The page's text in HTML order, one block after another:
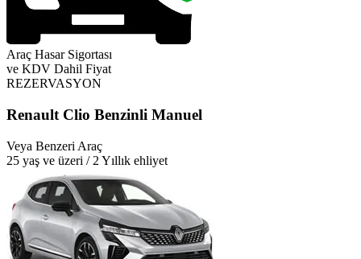
Araç Hasar Sigortası
ve KDV Dahil Fiyat
REZERVASYON
Renault Clio Benzinli Manuel
Veya Benzeri Araç
25 yaş ve üzeri / 2 Yıllık ehliyet